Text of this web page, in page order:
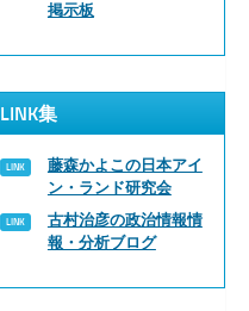
掲示板
LINK集
藤森かよこの日本アイ
ン・ランド研究会
古村治彦の政治情報情
報・分析ブログ